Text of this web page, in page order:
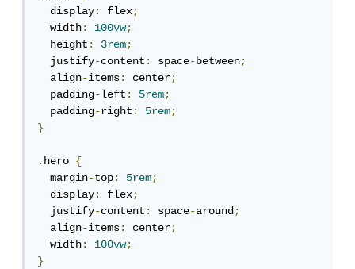
  display
: flex;
  width
: 100vw;
  height
: 3rem;
  justify
-content: space-between;
  align
-items: center;
  padding
-left: 5rem;
  padding
-right: 5rem;
}
.hero {
  margin
-top: 5rem;
  display
: flex;
  justify
-content: space-around;
  align
-items: center;
  width
: 100vw;
}